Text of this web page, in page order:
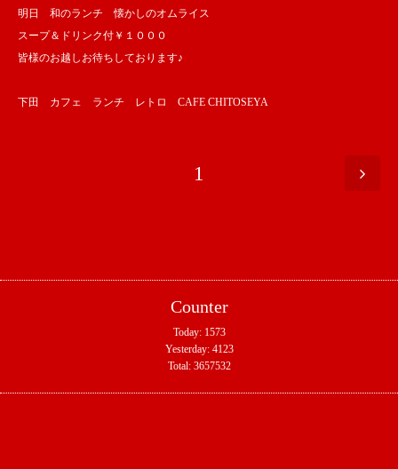
明日 和のランチ 懐かしのオムライス
スープ＆ドリンク付￥１０００
皆様のお越しお待ちしております♪
下田 カフェ ランチ レトロ CAFE CHITOSEYA
1
Counter
Today: 1573
Yesterday: 4123
Total: 3657532